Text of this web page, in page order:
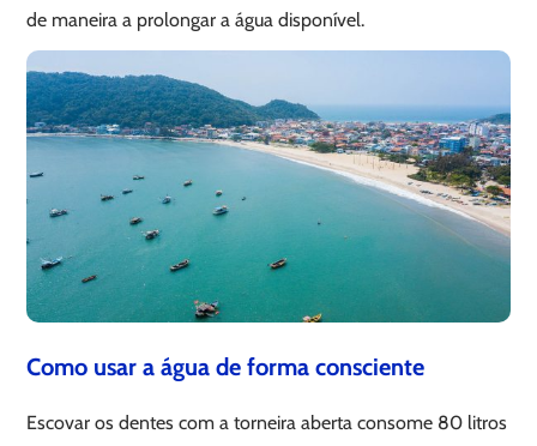
de maneira a prolongar a água disponível.
Como usar a água de forma consciente
Escovar os dentes com a torneira aberta consome 80 litros